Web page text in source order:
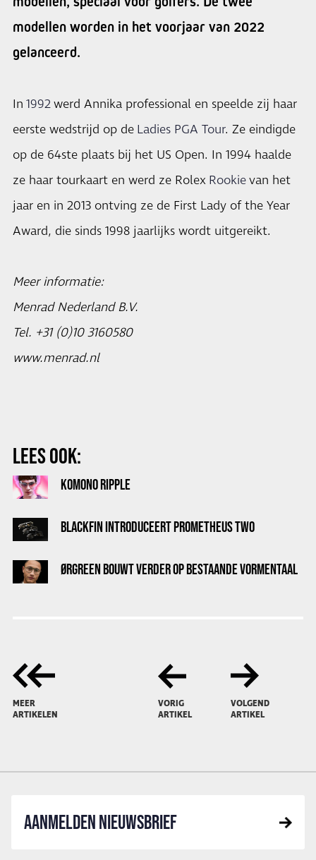
modellen worden in het voorjaar van 2022
gelanceerd.
In 1992werd Annika professional en speelde zij haar
eerste wedstrijd op de Ladies PGA Tour. Ze eindigde
op de 64ste plaats bij het US Open. In 1994 haalde
ze haar tourkaart en werd ze Rolex Rookievan het
jaar en in 2013 ontving ze de First Lady of the Year
Award, die sinds 1998 jaarlijks wordt uitgereikt.
Meer informatie:
Menrad Nederland B.V.
Tel. +31 (0)10 3160580
www.menrad.nl
LEES OOK:
KOMONO RIPPLE
BLACKFIN INTRODUCEERT PROMETHEUS TWO
ØRGREEN BOUWT VERDER OP BESTAANDE VORMENTAAL
MEER
ARTIKELEN
VORIG
ARTIKEL
VOLGEND
ARTIKEL
AANMELDEN NIEUWSBRIEF